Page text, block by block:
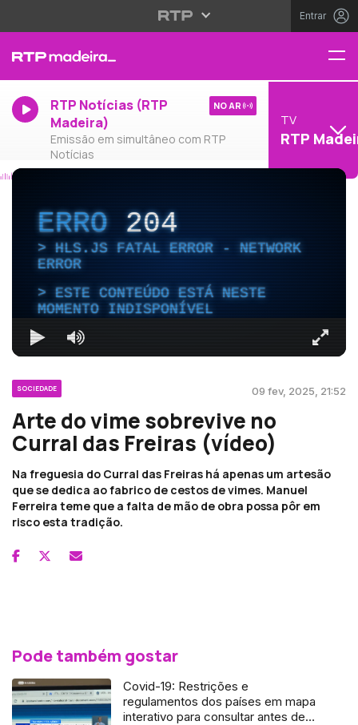
Entrar
RTP Notícias (RTP
Madeira)
Emissão em simultâneo com RTP
Notícias
NO AR
TV
RTP
ERRO204
HLS.JS FATAL ERROR - NETWORK
ERROR
ESTE CONTEÚDO ESTÁ NESTE
MOMENTO INDISPONÍVEL
SOCIEDADE 09 fev, 2025, 21:52
Arte do vime sobrevive no
Curral das Freiras (vídeo)
Na freguesia do Curral das Freiras há apenas um artesão
que se dedica ao fabrico de cestos de vimes. Manuel
Ferreira teme que a falta de mão de obra possa pôr em
risco esta tradição.
Pode também gostar
Covid-19: Restrições e
regulamentos dos países em mapa
interativo para consultar antes de